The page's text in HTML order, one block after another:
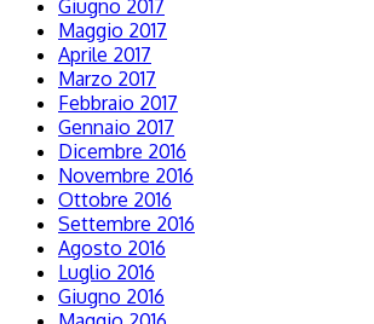
Giugno 2017
Maggio 2017
Aprile 2017
Marzo 2017
Febbraio 2017
Gennaio 2017
Dicembre 2016
Novembre 2016
Ottobre 2016
Settembre 2016
Agosto 2016
Luglio 2016
Giugno 2016